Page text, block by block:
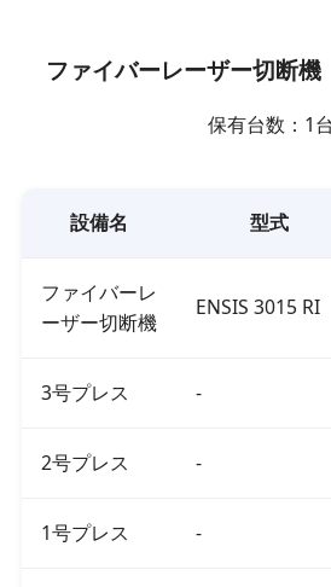
ファイバーレーザー切断
保有台数：1台
設備名 型式
ファイバーレ
ーザー切断機
ENSIS 3015 RI
3号プレス -
2号プレス -
1号プレス -